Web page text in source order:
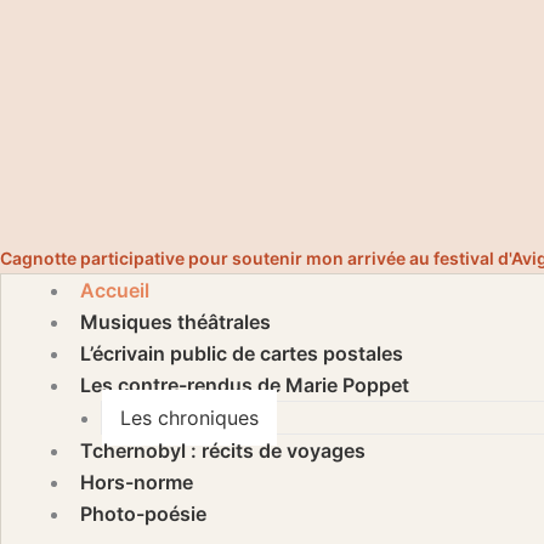
Cagnotte participative pour soutenir mon arrivée au festival
Accueil
Musiques théâtrales
L’écrivain public de cartes postales
Les contre-rendus de Marie Poppet
Les chroniques
Tchernobyl : récits de voyages
Hors-norme
Photo-poésie